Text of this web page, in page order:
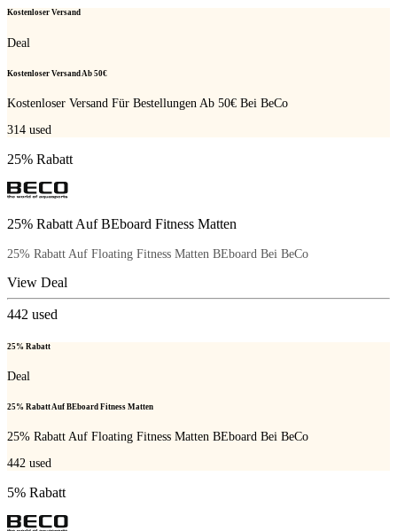
Kostenloser Versand
Deal
Kostenloser Versand Ab 50€
Kostenloser Versand Für Bestellungen Ab 50€ Bei BeCo
314 used
25% Rabatt
25% Rabatt Auf BEboard Fitness Matten
25% Rabatt Auf Floating Fitness Matten BEboard Bei BeCo
View Deal
442 used
25% Rabatt
Deal
25% Rabatt Auf BEboard Fitness Matten
25% Rabatt Auf Floating Fitness Matten BEboard Bei BeCo
442 used
5% Rabatt